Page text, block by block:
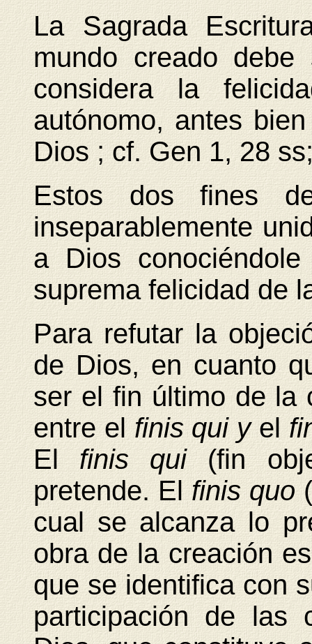
La Sagrada
mundo creado
considera la
autónomo, antes
Dios ; cf. Gen 1, 28
Estos dos fines
inseparablemente
a Dios
suprema felicidad de
Para refutar la
de Dios, en cuanto
ser el fin último de la
entre elfinis qui yel
Elfinis qui(fin
pretende. Elfinis quo
cual se alcanza lo
obra de la creación
que se identifica con
participación de las